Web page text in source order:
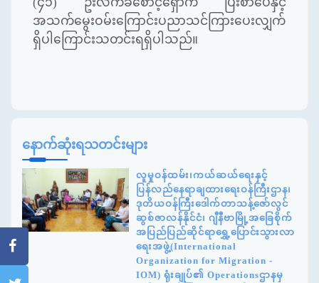
အသက်မွေးဝမ်းကြောင်းပညာသင်ကြားပေးလျှက်
ရှိပါကြောင်းသတင်းရရှိပါသည်။
နောက်ဆုံးရသတင်းများ
လူမှုဝန်ထမ်း၊ကယ်ဆယ်ရေးနှင့်
ပြန်လည်နေရာချထားရေးဝန်ကြီးဌာန၊
ဒုတိယဝန်ကြီးဒေါက်တာသန့်ဇော်လွင်
ဆွစ်ဇာလန်နိုင်ငံ၊ ဂျီနီဗာမြို့အခြေစိုက်
အပြည်ပြည်ဆိုင်ရာရွှေ့ပြောင်းသွားလာ
ရေးအဖွဲ့(International
Organization for Migration -
IOM) ရုံးချုပ်၏ Operationsဌာနမှ